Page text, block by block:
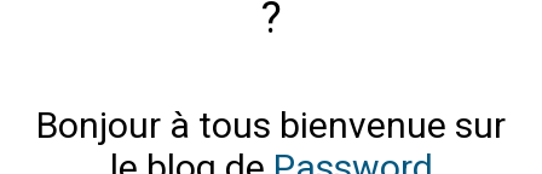
?
Bonjour à tous bienvenue sur